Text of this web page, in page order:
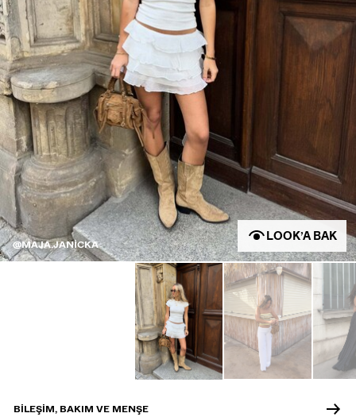
@MAJA.JANICKA
LOOK’A BAK
BILEŞIM, BAKIM VE MENŞE